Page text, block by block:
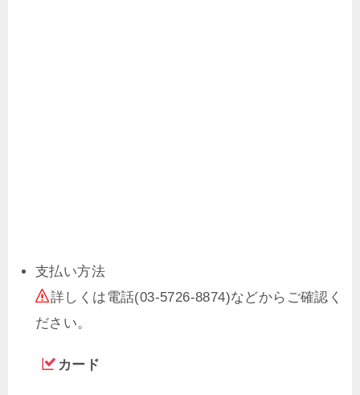
支払い方法
詳しくは電話(03-5726-8874)などからご確認く
ださい。
カード